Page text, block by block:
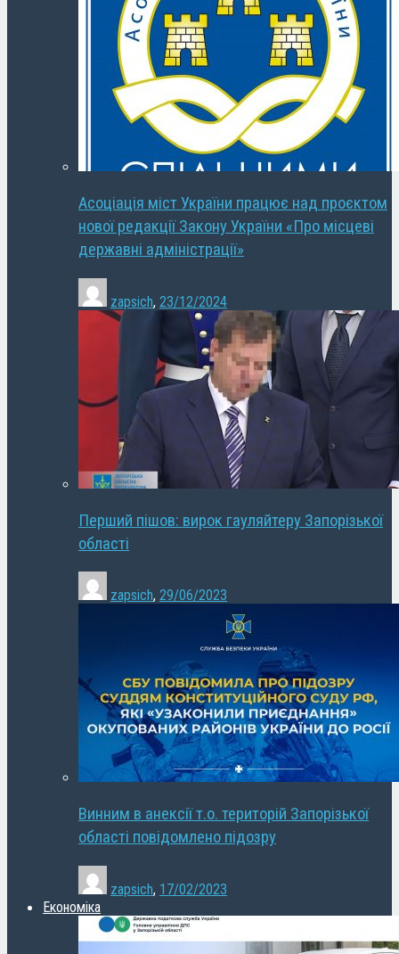
Асоціація міст України працює над проєктом
нової редакції Закону України «Про місцеві
державні адміністрації»
zapsich, 23/12/2024
Перший пішов: вирок гауляйтеру Запорізької
області
zapsich, 29/06/2023
Винним в анексії т.о. територій Запорізької
області повідомлено підозру
zapsich, 17/02/2023
Економіка